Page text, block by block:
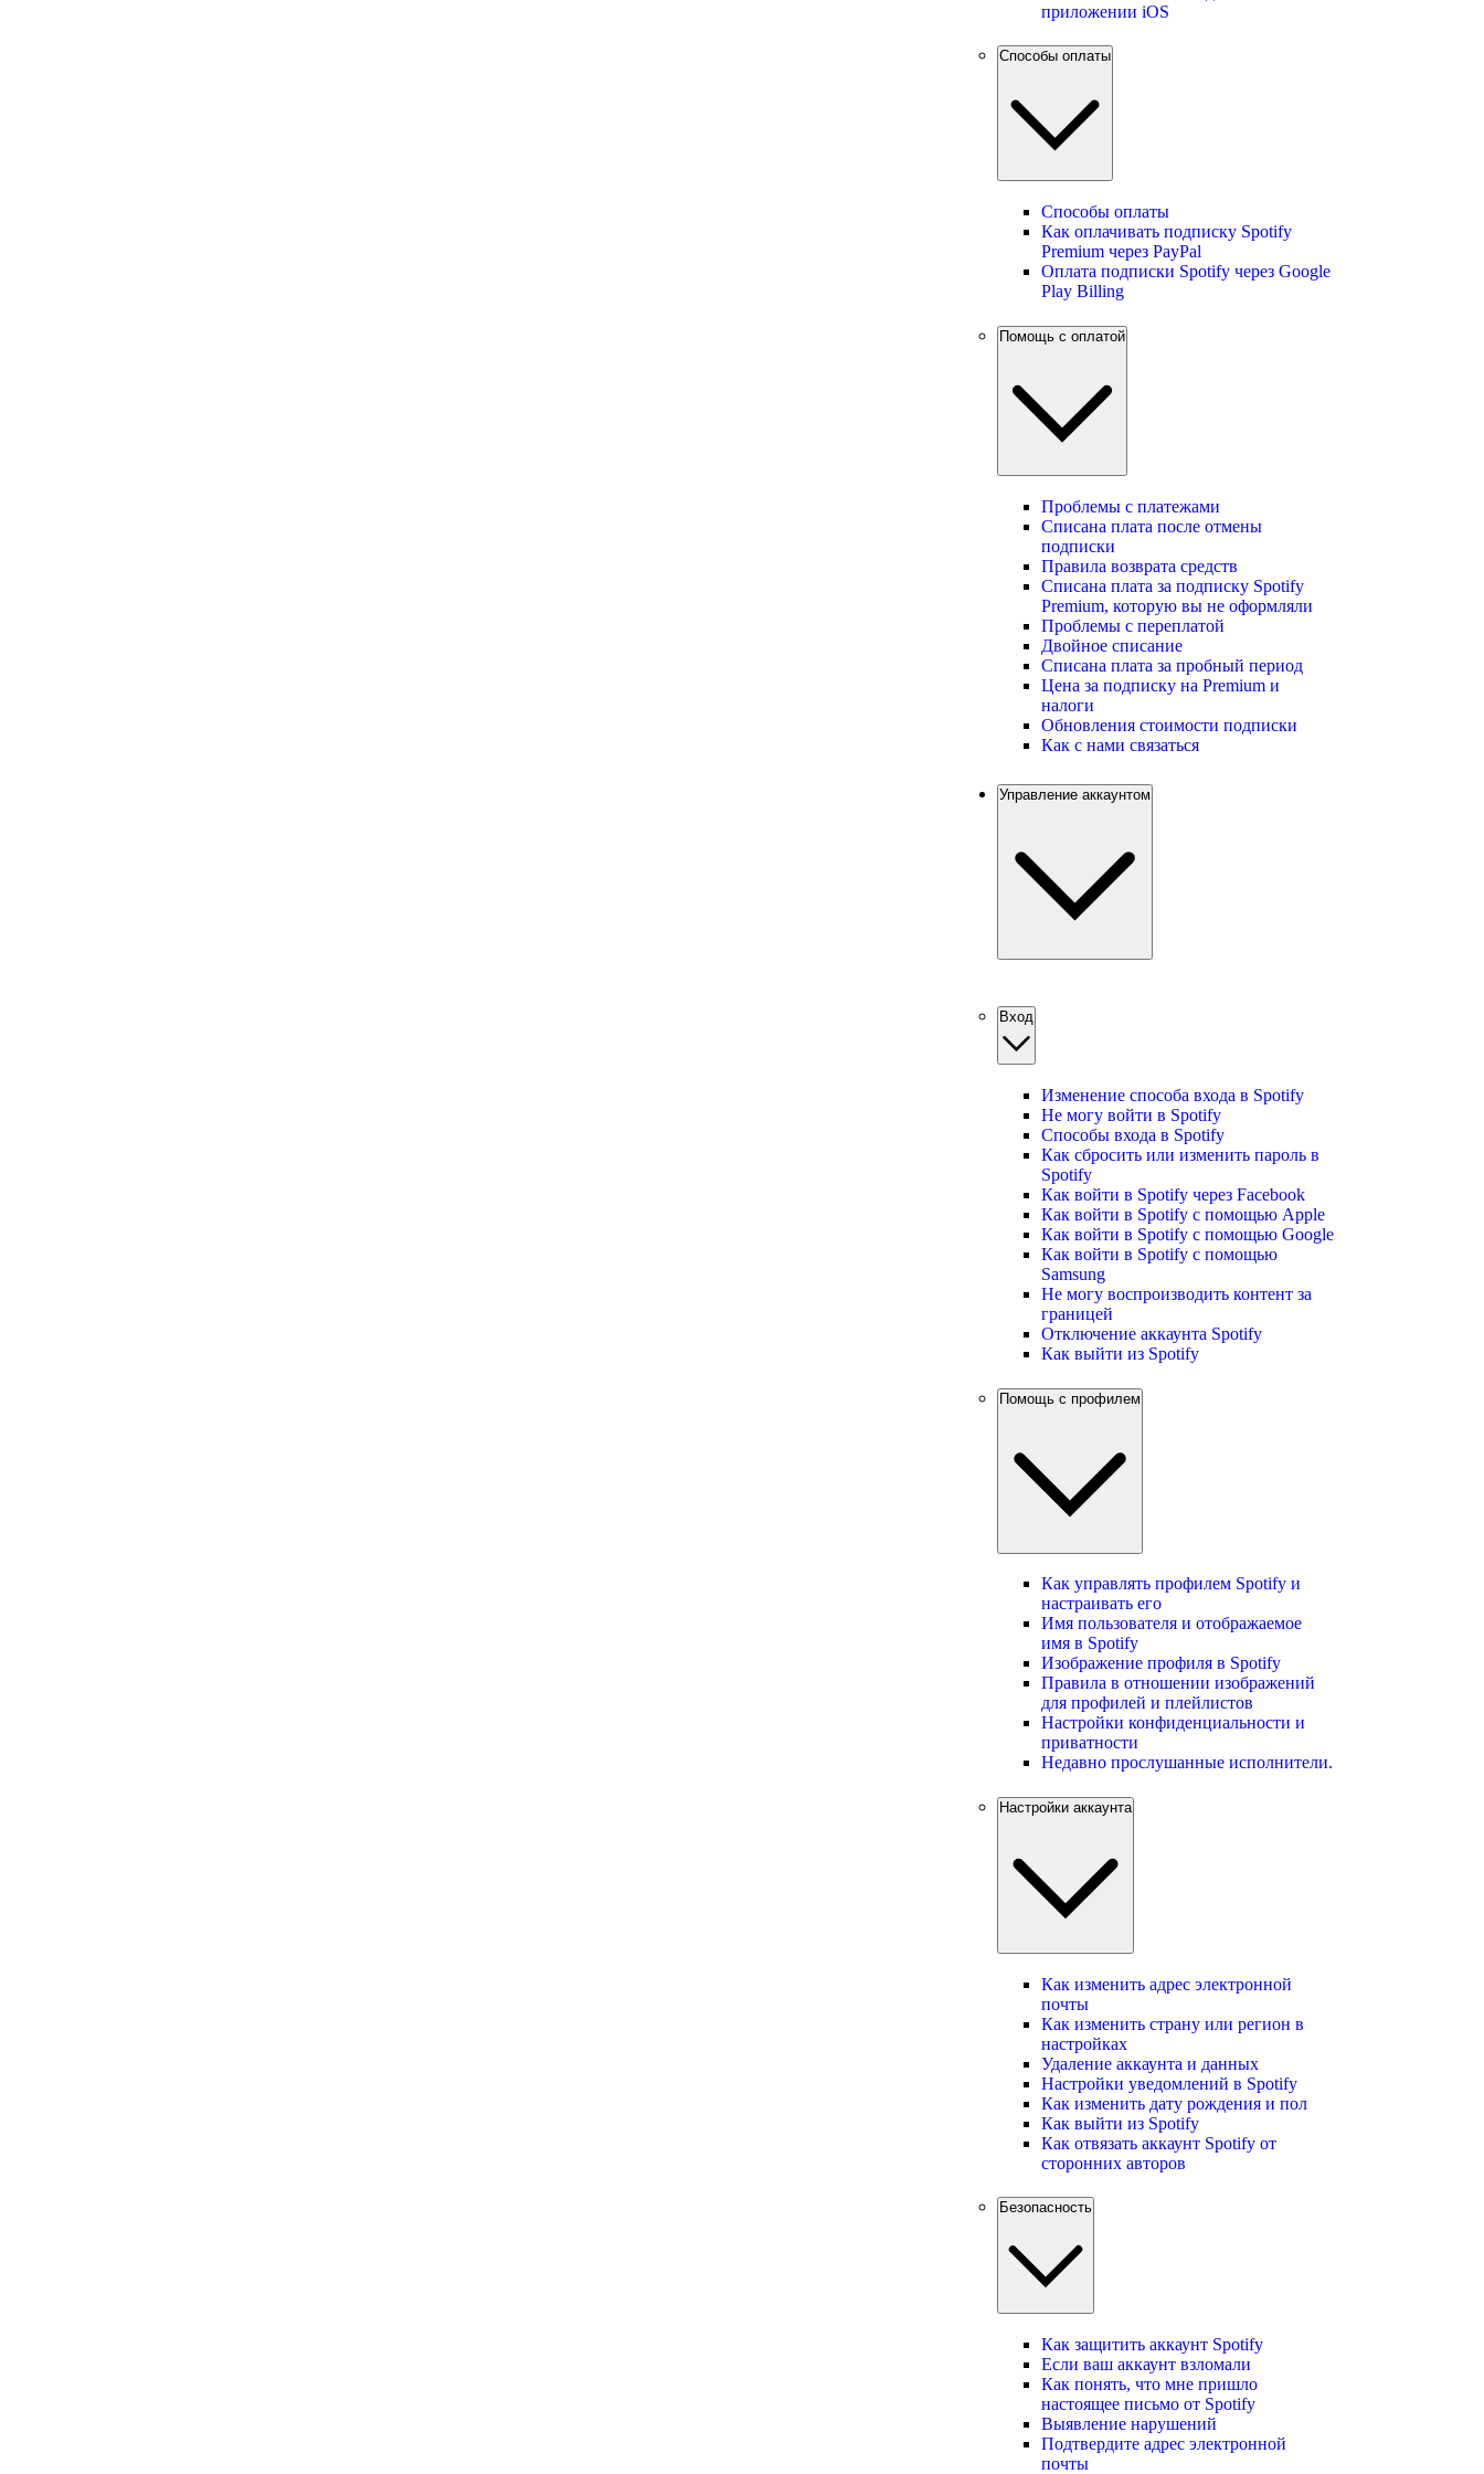
приложении iOS
Способы оплаты
Способы оплаты
Как оплачивать подписку Spotify
Premium через PayPal
Оплата подписки Spotify через Google
Play Billing
Помощь с оплатой
Проблемы с платежами
Списана плата после отмены
подписки
Правила возврата средств
Списана плата за подписку Spotify
Premium, которую вы не оформляли
Проблемы с переплатой
Двойное списание
Списана плата за пробный период
Цена за подписку на Premium и
налоги
Обновления стоимости подписки
Как с нами связаться
Управление аккаунтом
Вход
Изменение способа входа в Spotify
Не могу войти в Spotify
Способы входа в Spotify
Как сбросить или изменить пароль в
Spotify
Как войти в Spotify через Facebook
Как войти в Spotify с помощью Apple
Как войти в Spotify с помощью Google
Как войти в Spotify с помощью
Samsung
Не могу воспроизводить контент за
границей
Отключение аккаунта Spotify
Как выйти из Spotify
Помощь с профилем
Как управлять профилем Spotify и
настраивать его
Имя пользователя и отображаемое
имя в Spotify
Изображение профиля в Spotify
Правила в отношении изображений
для профилей и плейлистов
Настройки конфиденциальности и
приватности
Недавно прослушанные исполнители.
Настройки аккаунта
Как изменить адрес электронной
почты
Как изменить страну или регион в
настройках
Удаление аккаунта и данных
Настройки уведомлений в Spotify
Как изменить дату рождения и пол
Как выйти из Spotify
Как отвязать аккаунт Spotify от
сторонних авторов
Безопасность
Как защитить аккаунт Spotify
Если ваш аккаунт взломали
Как понять, что мне пришло
настоящее письмо от Spotify
Выявление нарушений
Подтвердите адрес электронной
почты